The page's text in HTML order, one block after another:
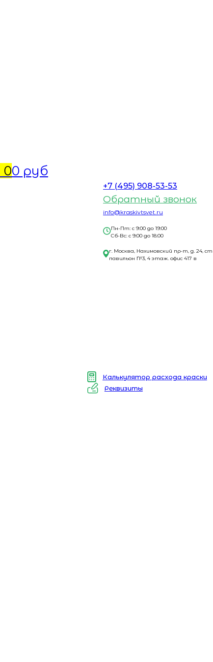
00 руб
+7 (495) 908-53-53
Обратный звонок
info@kraskivtsvet.ru
Пн-Пт: с 9:00 до 19:00
Сб-Вс: с 9:00 до 18:00
г. Москва, Нахимовский пр-т, д. 24,
павильон №3, 4 этаж. офис 417 в
Калькулятор расхода краски
Реквизиты